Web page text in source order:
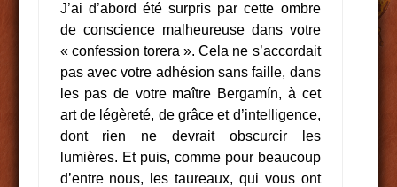
J’ai d’abord été surpris par cette ombre
de conscience malheureuse dans votre
« confession torera ». Cela ne s’accordait
pas avec votre adhésion sans faille, dans
les pas de votre maître Bergamín, à cet
art de légèreté, de grâce et d’intelligence,
dont rien ne devrait obscurcir les
lumières. Et puis, comme pour beaucoup
d’entre nous, les taureaux, qui vous ont